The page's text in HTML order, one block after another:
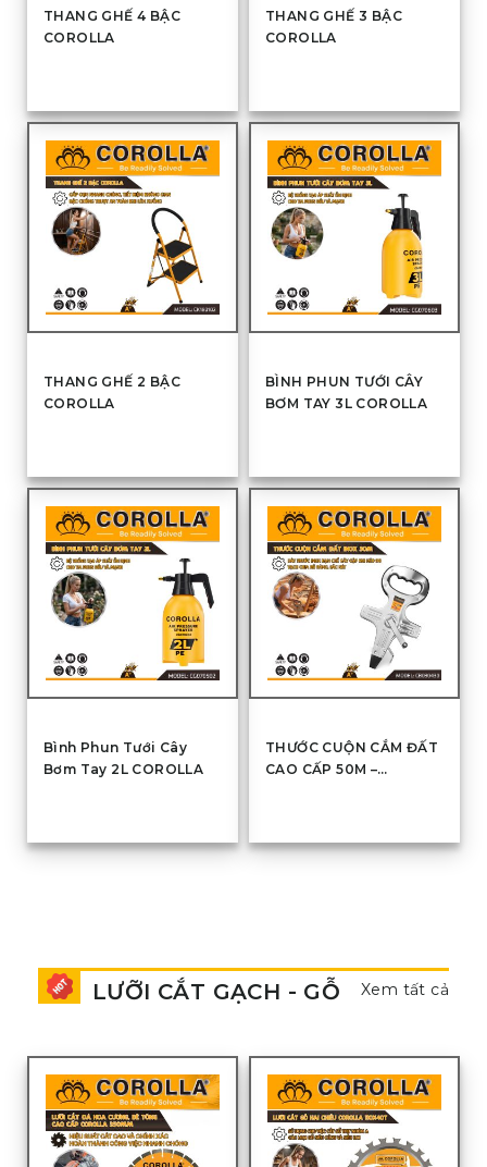
THANG GHẾ 4 BẬC
COROLLA
THANG GHẾ 3 BẬC
COROLLA
THANG GHẾ 2 BẬC
COROLLA
BÌNH PHUN TƯỚI CÂY
BƠM TAY 3L COROLLA
Bình Phun Tưới Cây
Bơm Tay 2L COROLLA
THƯỚC CUỘN CẮM ĐẤT
CAO CẤP 50M –
LƯỠI CẮT GẠCH - GỖ Xem tất cả